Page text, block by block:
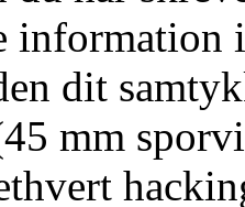
dit
mm